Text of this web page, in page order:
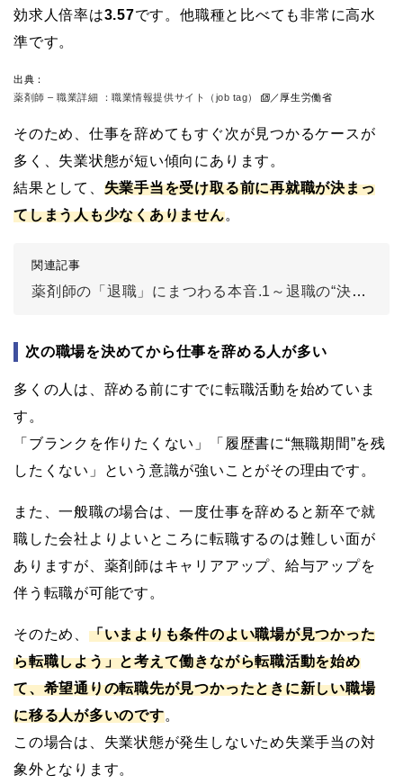
効求人倍率は3.57です。他職種と比べても非常に高水
準です。
出典：
薬剤師 – 職業詳細 ：職業情報提供サイト（job tag）
／厚生労働省
そのため、仕事を辞めてもすぐ次が見つかるケースが
多く、失業状態が短い傾向にあります。
結果として、 失業手当を受け取る前に再就職が決まっ
てしまう人も少なくありません。
関連記事
薬剤師の「退職」にまつわる本音.1～退職の“決め手”は？
次の職場を決めてから仕事を辞める人が多い
多くの人は、辞める前にすでに転職活動を始めていま
す。
「ブランクを作りたくない」「履歴書に“無職期間”を残
したくない」という意識が強いことがその理由です。
また、一般職の場合は、一度仕事を辞めると新卒で就
職した会社よりよいところに転職するのは難しい面が
ありますが、薬剤師はキャリアアップ、給与アップを
伴う転職が可能です。
そのため、 「いまよりも条件のよい職場が見つかった
ら転職しよう」と考えて働きながら転職活動を始め
て、希望通りの転職先が見つかったときに新しい職場
に移る人が多いのです。
この場合は、失業状態が発生しないため失業手当の対
象外となります。